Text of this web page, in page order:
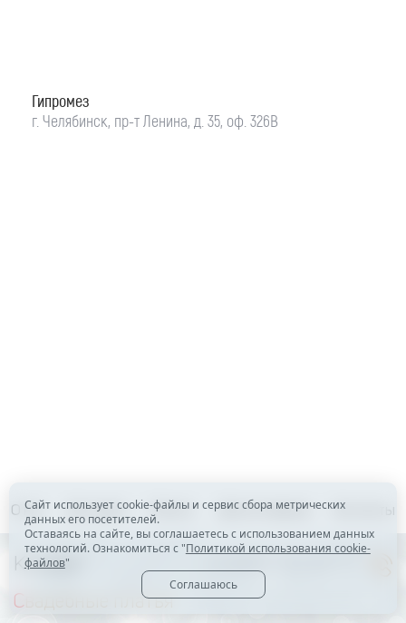
Гипромез
г. Челябинск, пр-т Ленина, д. 35, оф. 326В
О нас Доставка Оплата Для оптовиков Контакты
Каталог
Свадебные платья
Сайт использует cookie-файлы и сервис сбора метрических
данных его посетителей.
Оставаясь на сайте, вы соглашаетесь с использованием данных
технологий. Ознакомиться с "Политикой использования cookie-
файлов"
Соглашаюсь